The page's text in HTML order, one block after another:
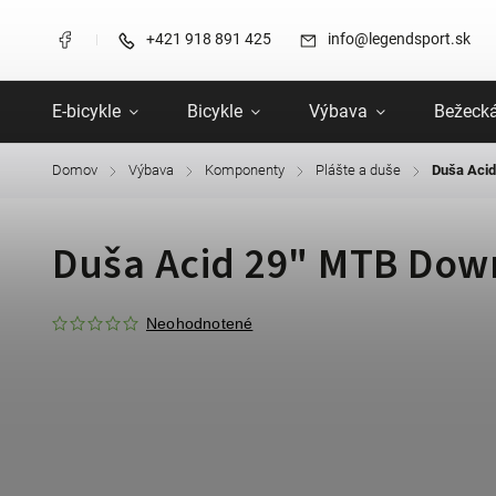
+421 918 891 425 info@legendsport.sk
E-bicykle Bicykle Výbava
Domov / Výbava / Komponenty / Plášte a duše / Duša
Duša Acid 29" MTB
Neohodnotené